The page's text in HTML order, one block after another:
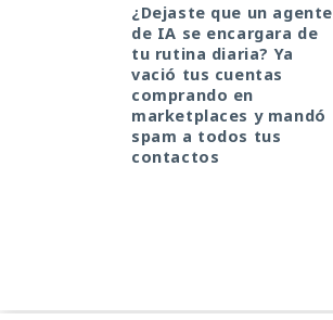
¿Dejaste que un agente
de IA se encargara de
tu rutina diaria? Ya
vació tus cuentas
comprando en
marketplaces y mandó
spam a todos tus
contactos